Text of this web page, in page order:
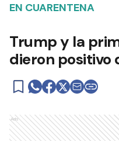
EN CUARENTENA
Trump y la
dieron positivo
Ads